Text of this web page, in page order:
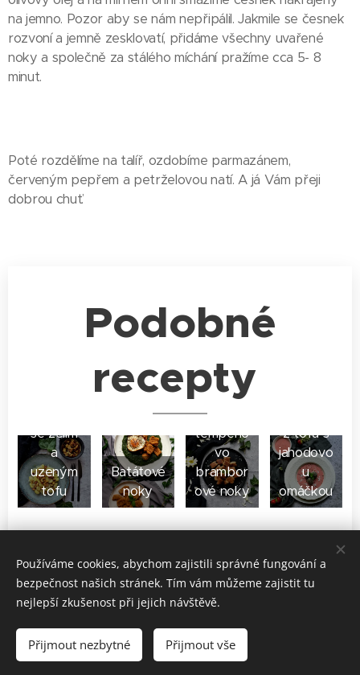
na jemno. Pozor aby se nám nepřipálil. Jakmile se česnek
rozvoní a jemně zesklovatí, přidáme všechny uvařené
noky a společně za stálého míchání pražíme cca 5- 8
minut.
Poté rozdělíme na talíř, ozdobíme parmazánem,
červeným pepřem a petrželovou natí. A já Vám přeji
dobrou chuť.
Podobné
recepty
se zelím
a
uzeným
tofu
Batátové
noky
Smažené
tempeho
vo
brambor
ové noky
z tofu s
jahodovo
u
omáčkou
Cookies
Používáme cookies, abychom zajistili správné fungování a
bezpečnost našich stránek. Tím vám můžeme zajistit tu
nejlepší zkušenost při jejich návštěvě.
Přijmout nezbytné Přijmout vše